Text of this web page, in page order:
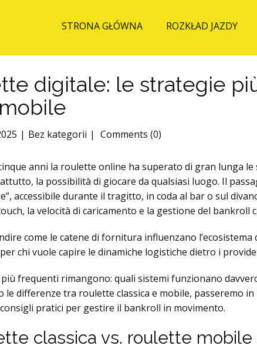
STRONA GŁÓWNA ROZKŁAD JAZDY
digitale: le strategie
Bez kategorii Comments (0)
anni la roulette online ha superato di gran lunga
la possibilità di giocare da qualsiasi luogo. Il
accessibile durante il tragitto, in coda al bar o sul
la velocità di caricamento e la gestione del
come le catene di fornitura influenzano
chi vuole capire le dinamiche logistiche dietro i
frequenti rimangono: quali sistemi funzionano
le differenze tra roulette classica e mobile, passeremo
pratici per gestire il bankroll in movimento.
classica vs. roulette mobile